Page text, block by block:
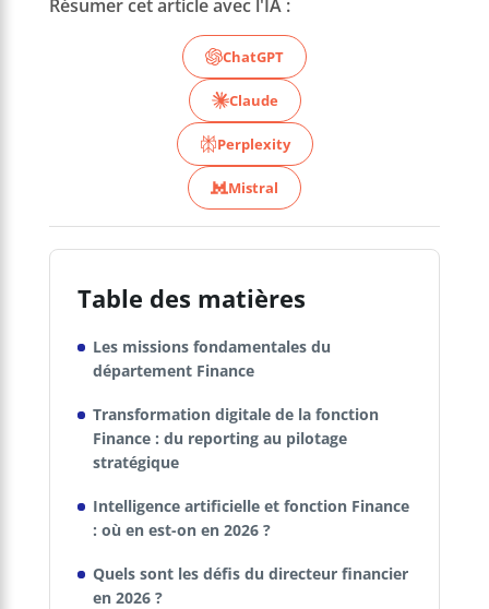
Résumer cet article avec l'IA :
ChatGPT
Claude
Perplexity
Mistral
Table des matières
Les missions fondamentales du
département Finance
Transformation digitale de la fonction
Finance : du reporting au pilotage
stratégique
Intelligence artificielle et fonction Finance
: où en est-on en 2026 ?
Quels sont les défis du directeur financier
en 2026 ?